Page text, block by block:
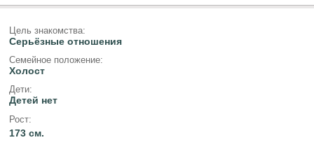
Цель знакомства:
Серьёзные отношения
Семейное положение:
Холост
Дети:
Детей нет
Рост:
173 см.